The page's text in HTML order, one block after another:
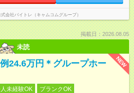
式会社バイトレ（キャムコムグループ）
掲載日：2026.08.05
未読
NEW
24.6万円＊グループホー
未経験OK
ブランクOK